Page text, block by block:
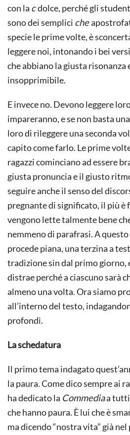
con la cdolce, perché gli
sono dei semplici che
specie le prime volte, è
leggere noi, intonando i bei
che abbiano la giusta risonanza
insopprimibile.
E invece no. Devono leggere
impareranno, e se non basta
loro di rileggere una seconda
capito come farlo. Le prime
ragazzi cominciano ad essere
giusta pronuncia e il giusto
seguire anche il senso del
pregnante di significato, il più è
vengono lette talmente bene
nemmeno di parafrasi. A
procede piana, una terzina a
tradizione sin dal primo giorno,
distrae perché a ciascuno sarà
almeno una volta. Ora siamo
all’interno del testo,
profondi.
La schedatura
Il primo tema indagato
la paura. Come dico sempre ai
ha dedicato la Commediaa tutti
che hanno paura. È lui che è
ma dicendo “nostra vita” già